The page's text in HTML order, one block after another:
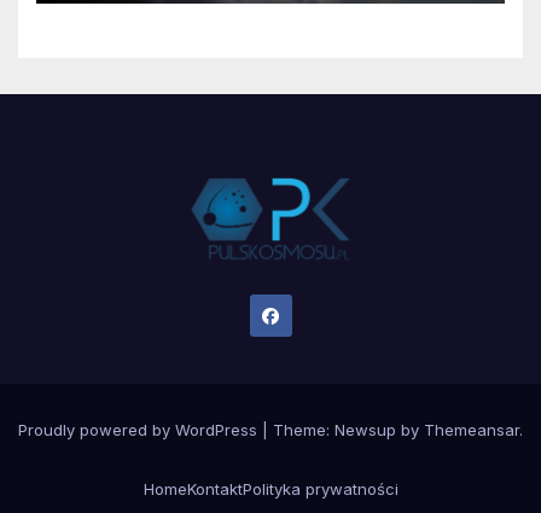
Proudly powered by WordPress Theme: Newsup by Themeansar.
HomeKontaktPolityka prywatności